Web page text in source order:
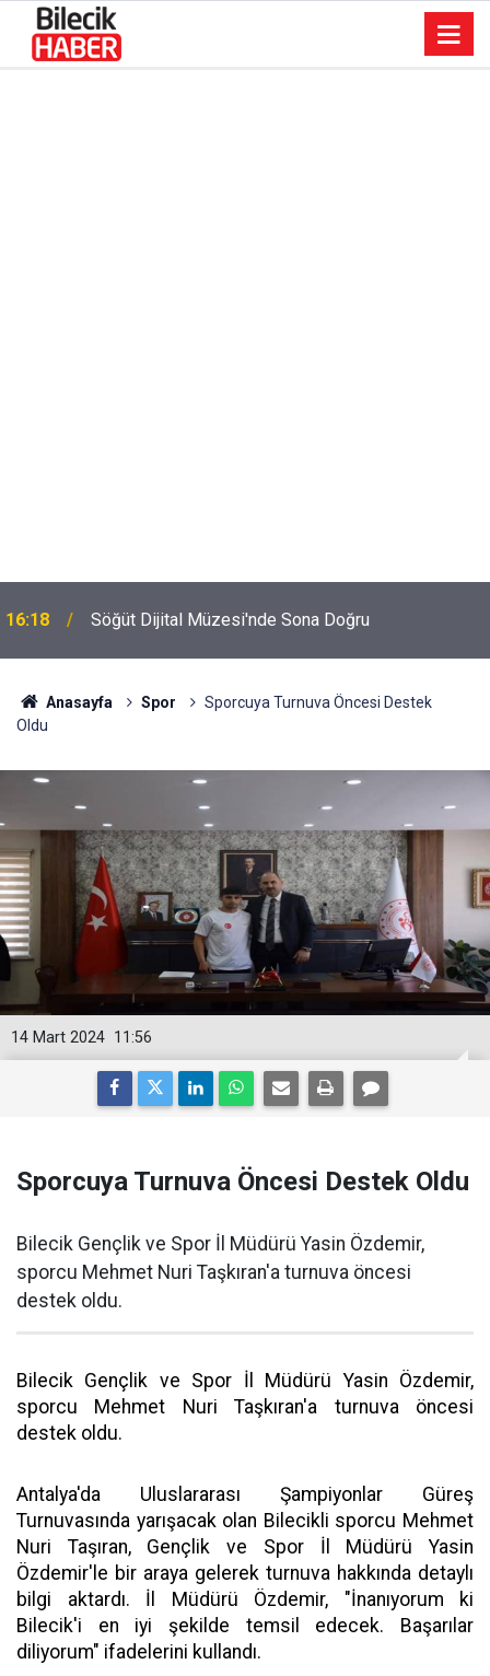
16:18 Söğüt Dijital Müzesi'nde Sona Doğru
Anasayfa Spor
Sporcuya Turnuva Öncesi Destek
Oldu
11:56
14 Mart 2024
Sporcuya Turnuva Öncesi Destek Oldu
Bilecik Gençlik ve Spor İl Müdürü Yasin Özdemir,
sporcu Mehmet Nuri Taşkıran'a turnuva öncesi
destek oldu.
Bilecik Gençlik ve Spor İl Müdürü Yasin Özdemir,
sporcu Mehmet Nuri Taşkıran'a turnuva öncesi
destek oldu.
Antalya'da Uluslararası Şampiyonlar Güreş
Turnuvasında yarışacak olan Bilecikli sporcu Mehmet
Nuri Taşıran, Gençlik ve Spor İl Müdürü Yasin
Özdemir'le bir araya gelerek turnuva hakkında detaylı
bilgi aktardı. İl Müdürü Özdemir, "İnanıyorum ki
Bilecik'i en iyi şekilde temsil edecek. Başarılar
diliyorum" ifadelerini kullandı.